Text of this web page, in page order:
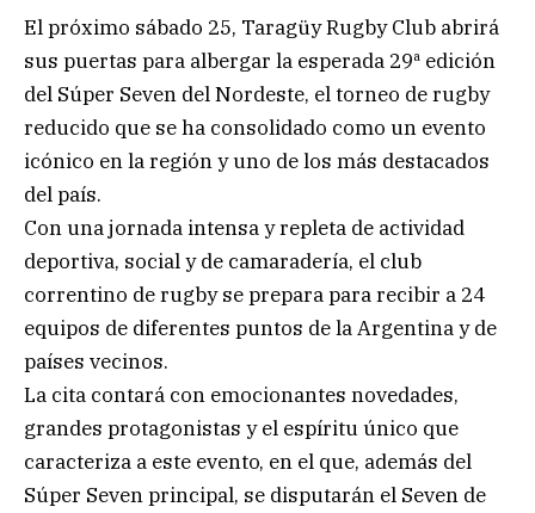
El próximo sábado 25, Taragüy Rugby Club abrirá
sus puertas para albergar la esperada 29ª edición
del Súper Seven del Nordeste, el torneo de rugby
reducido que se ha consolidado como un evento
icónico en la región y uno de los más destacados
del país.
Con una jornada intensa y repleta de actividad
deportiva, social y de camaradería, el club
correntino de rugby se prepara para recibir a 24
equipos de diferentes puntos de la Argentina y de
países vecinos.
La cita contará con emocionantes novedades,
grandes protagonistas y el espíritu único que
caracteriza a este evento, en el que, además del
Súper Seven principal, se disputarán el Seven de